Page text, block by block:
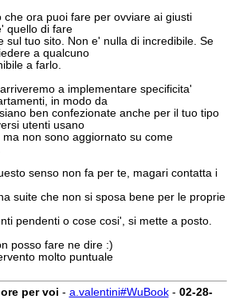
che ora puoi fare per ovviare ai giusti
quello di fare
sul tuo sito. Non e' nulla di incredibile. Se
a qualcuno
a farlo.
a implementare specificita'
in modo da
ben confezionate anche per il tuo tipo
utenti usano
non sono aggiornato su come
senso non fa per te, magari contatta i
suite che non si sposa bene per le proprie
pendenti o cose cosi', si mette a posto.
posso fare ne dire :)
molto puntuale
per voi - a.valentini#WuBook- 02-28-